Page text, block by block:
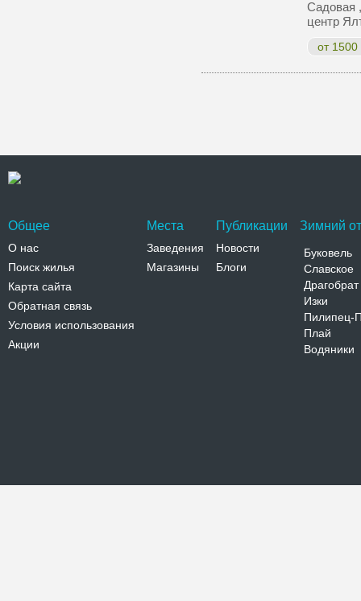
Садовая
центр
от 1500
Общее
О нас
Поиск жилья
Карта сайта
Обратная связь
Условия использования
Акции
Места
Заведения
Магазины
Публикации
Новости
Блоги
Зимний
Буковель
Славское
Драгобрат
Изки
Пилипец-
Плай
Водяники